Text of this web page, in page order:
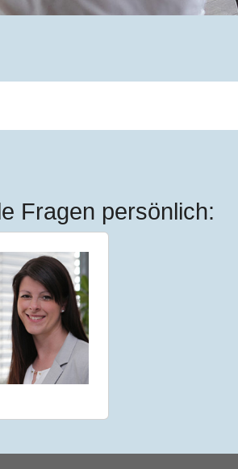
Fragen persönlich: